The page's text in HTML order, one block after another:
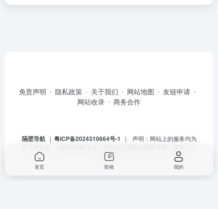
免责声明 隐私政策 关于我们 网站地图
友链申请
网站收录
商务合作
隔壁导航| 粤ICP备2024310664号-1
| 声明：网站上的服务均为
受骗。
首页 投稿 我的